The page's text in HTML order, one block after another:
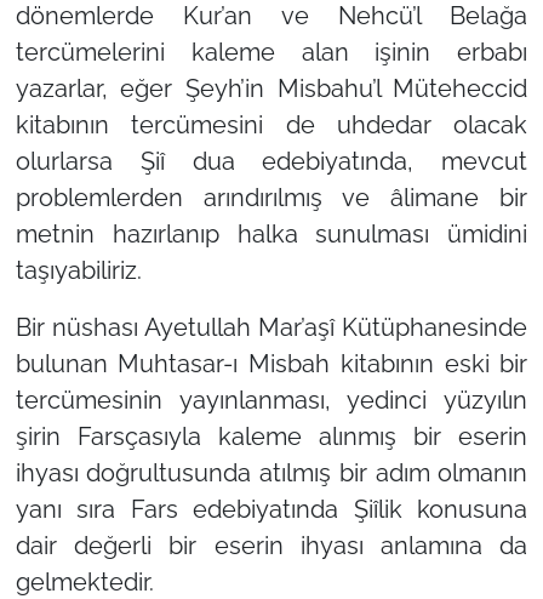
dönemlerde Kur’an ve Nehcü’l Belağa
tercümelerini kaleme alan işinin erbabı
yazarlar, eğer Şeyh’in Misbahu’l Müteheccid
kitabının tercümesini de uhdedar olacak
olurlarsa Şiî dua edebiyatında, mevcut
problemlerden arındırılmış ve âlimane bir
metnin hazırlanıp halka sunulması ümidini
taşıyabiliriz.
Bir nüshası Ayetullah Mar’aşî Kütüphanesinde
bulunan Muhtasar-ı Misbah kitabının eski bir
tercümesinin yayınlanması, yedinci yüzyılın
şirin Farsçasıyla kaleme alınmış bir eserin
ihyası doğrultusunda atılmış bir adım olmanın
yanı sıra Fars edebiyatında Şiîlik konusuna
dair değerli bir eserin ihyası anlamına da
gelmektedir.